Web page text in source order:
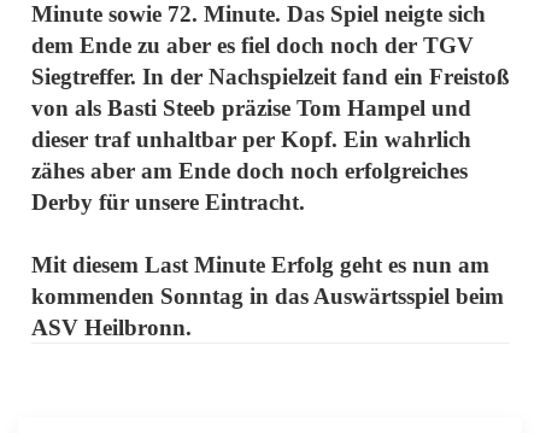
Minute sowie 72. Minute. Das Spiel neigte sich
dem Ende zu aber es fiel doch noch der TGV
Siegtreffer. In der Nachspielzeit fand ein Freistoß
von als Basti Steeb präzise Tom Hampel und
dieser traf unhaltbar per Kopf. Ein wahrlich
zähes aber am Ende doch noch erfolgreiches
Derby für unsere Eintracht.
Mit diesem Last Minute Erfolg geht es nun am
kommenden Sonntag in das Auswärtsspiel beim
ASV Heilbronn.